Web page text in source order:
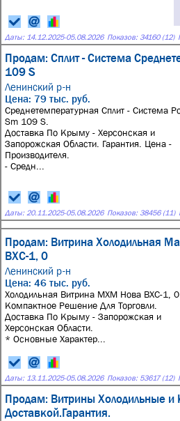
Даты: 14.12.2025-05.08.2026 Показов: 34160 (12)
Продам: Сплит - Система
109 S
Ленинский р-н
Цена: 79 тыс. руб.
Среднетемпературная Сплит - Система
Sm 109 S.
Доставка По Крыму - Херсонская и
Запорожская Области. Гарантия. Цена -
Производителя.
- Средн...
Даты: 20.11.2025-05.08.2026 Показов: 38456 (11)
Продам: Витрина Холодильная
ВХС-1, 0
Ленинский р-н
Цена: 46 тыс. руб.
Холодильная Витрина МХМ Нова ВХС-1,
Компактное Решение Для Торговли.
Доставка По Крыму - Запорожская и
Херсонская Области.
* Основные Характер...
Даты: 13.11.2025-05.08.2026 Показов: 53617 (12)
Продам: Витрины Холодильные и
Доставкой.Гарантия.